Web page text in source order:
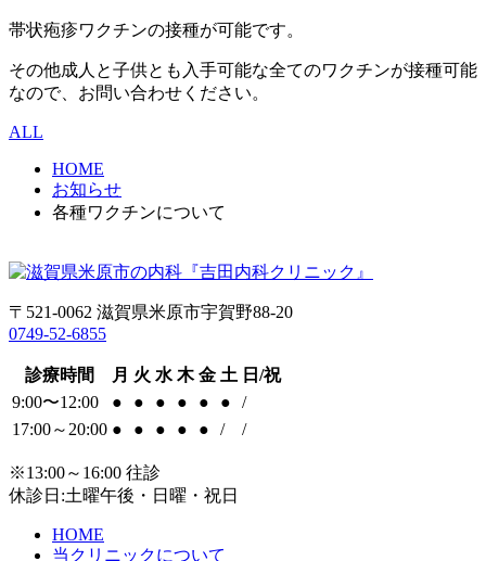
帯状疱疹ワクチンの接種が可能です。
その他成人と子供とも入手可能な全てのワクチンが接種可能
なので、お問い合わせください。
ALL
HOME
お知らせ
各種ワクチンについて
〒521-0062 滋賀県米原市宇賀野88-20
0749-52-6855
診療時間 月 火 水 木 金 土 日/祝
9:00〜12:00
● ● ● ● ● ●
/
17:00～20:00 ● ● ● ● ● / /
※13:00～16:00 往診
休診日:土曜午後・日曜・祝日
HOME
当クリニックについて